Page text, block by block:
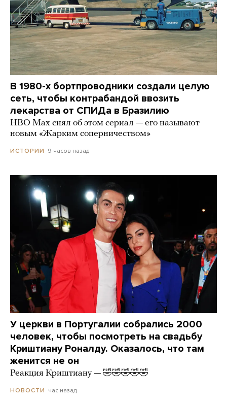
В 1980-х бортпроводники создали целую
сеть, чтобы контрабандой ввозить
лекарства от СПИДа в Бразилию
HBO Max снял об этом сериал — его называют
новым «Жарким соперничеством»
ИСТОРИИ 9 часов назад
У церкви в Португалии собрались 2000
человек, чтобы посмотреть на свадьбу
Криштиану Роналду. Оказалось, что там
женится не он
Реакция Криштиану — 🤣🤣🤣🤣🤣
НОВОСТИ час назад